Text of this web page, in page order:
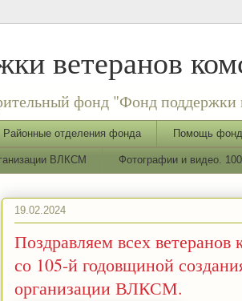
ветеранов
фонд "Фонд поддержки
Районные отделения фонда Помощь
ВЛКСМ Фотографии и видео.
19.02.2024
Поздравляем всех
со 105-й годовщиной
организации ВЛКСМ.